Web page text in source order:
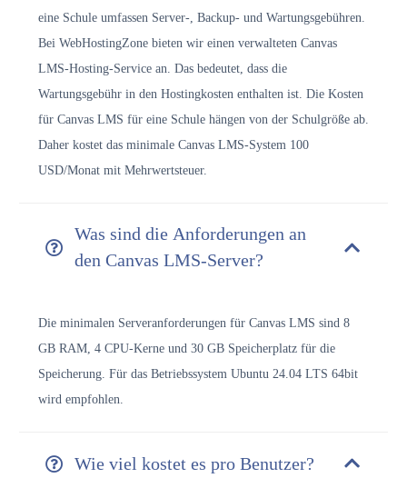
eine Schule umfassen Server-, Backup- und Wartungsgebühren.
Bei WebHostingZone bieten wir einen verwalteten Canvas
LMS-Hosting-Service an. Das bedeutet, dass die
Wartungsgebühr in den Hostingkosten enthalten ist. Die Kosten
für Canvas LMS für eine Schule hängen von der Schulgröße ab.
Daher kostet das minimale Canvas LMS-System 100
USD/Monat mit Mehrwertsteuer.
Was sind die Anforderungen an
den Canvas LMS-Server?
Die minimalen Serveranforderungen für Canvas LMS sind 8
GB RAM, 4 CPU-Kerne und 30 GB Speicherplatz für die
Speicherung. Für das Betriebssystem Ubuntu 24.04 LTS 64bit
wird empfohlen.
Wie viel kostet es pro Benutzer?